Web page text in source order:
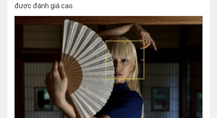
được đánh giá cao.